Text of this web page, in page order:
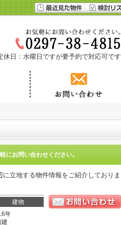
休日：水曜日ですが要予約で対応可です
にお問い合わせください。
立地する物件情報をご紹介しておりま
建物
年
建